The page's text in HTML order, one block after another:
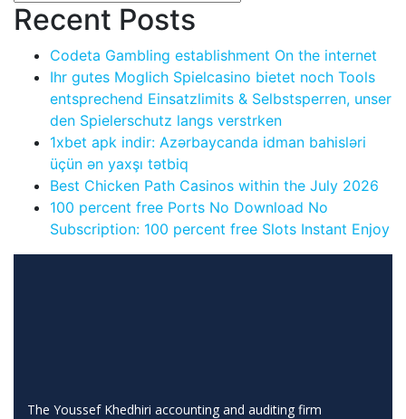
Recent Posts
Codeta Gambling establishment On the internet
Ihr gutes Moglich Spielcasino bietet noch Tools
entsprechend Einsatzlimits & Selbstsperren, unser
den Spielerschutz langs verstrken
1xbet apk indir: Azərbaycanda idman bahisləri
üçün ən yaxşı tətbiq
Best Chicken Path Casinos within the July 2026
100 percent free Ports No Download No
Subscription: 100 percent free Slots Instant Enjoy
The Youssef Khedhiri accounting and auditing firm